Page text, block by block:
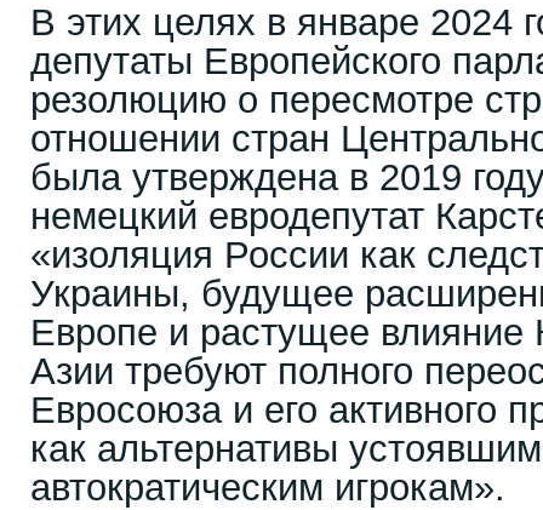
В этих целях в январе 2024
депутаты Европейского
резолюцию о пересмотре
отношении стран
была утверждена в 2019
немецкий евродепутат
«изоляция России как
Украины, будущее
Европе и растущее влияние
Азии требуют полного
Евросоюза и его активного
как альтернативы
автократическим игрокам».